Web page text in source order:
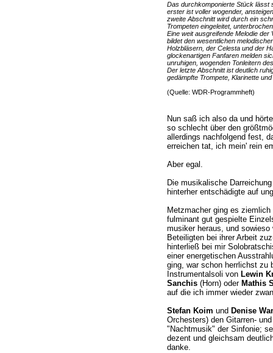
Das durchkomponierte Stück lässt
erster ist voller wogender,
zweite Abschnitt wird durch ein
Trompeten eingeleitet,
Eine weit ausgreifende Melodie der
bildet den wesentlichen
Holzbläsern, der Celesta und der
glockenartigen Fanfaren melden
unruhigen, wogenden Tonleitern
Der letzte Abschnitt ist deutlich
gedämpfte Trompete, Klarinette
(Quelle: WDR-Programmheft)
Nun saß ich also da und
so schlecht über den
allerdings nachfolgend fest,
erreichen tat, ich mein' rein
Aber egal.
Die musikalische
hinterher entschädigte auf
Metzmacher ging es
fulminant gut gespielte
musiker heraus, und
Beteiligten bei ihrer Arbeit
hinterließ bei mir
einer energetischen
ging, war schon herrlichst zu
Instrumentalsoli von Lewin
Sanchis(Horn) oder Mathis
auf die ich immer wieder
Stefan Koim und Denise
Orchesters) den Gitarren-
"Nachtmusik" der Sinfonie;
dezent und gleichsam
danke.